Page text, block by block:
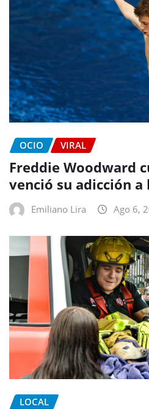
OCIO VIRAL
Freddie Woodward
venció su adicción
Emiliano Lira Ago 6,
LOCAL